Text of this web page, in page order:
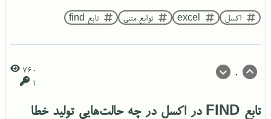
اکسل excel توابع متنی تابع find
0
760
1
تابع FIND در اکسل در چه حالت‌هایی تولید خطا